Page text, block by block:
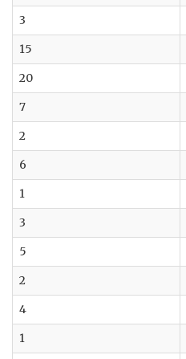
3
15
20
7
2
6
1
3
5
2
4
1